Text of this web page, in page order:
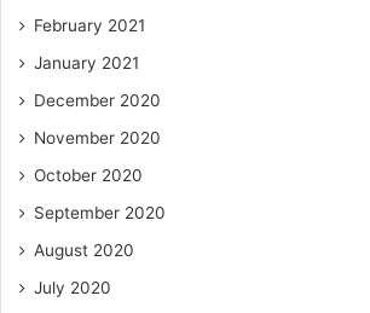
February 2021
January 2021
December 2020
November 2020
October 2020
September 2020
August 2020
July 2020